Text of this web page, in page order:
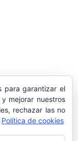
DE GALA
para garantizar el
mejorar nuestros
rechazar las no
Política de cookies